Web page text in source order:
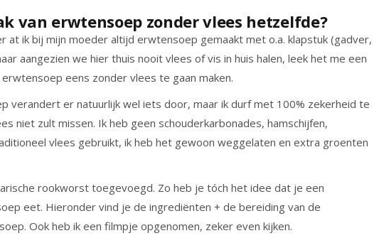
van erwtensoep zonder vlees hetzelfde?
at ik bij mijn moeder altijd erwtensoep gemaakt met o.a. klapstuk (gadver,
aangezien we hier thuis nooit vlees of vis in huis halen, leek het me een
eens zonder vlees te gaan maken.
verandert er natuurlijk wel iets door, maar ik durf met 100% zekerheid te
niet zult missen. Ik heb geen schouderkarbonades, hamschijfen,
vlees gebruikt, ik heb het gewoon weggelaten en extra groenten
rookworst toegevoegd. Zo heb je tóch het idee dat je een
eet. Hieronder vind je de ingrediënten + de bereiding van de
Ook heb ik een filmpje opgenomen, zeker even kijken.